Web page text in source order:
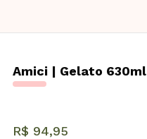
Amici | Gelato 630ml
R$ 94,95